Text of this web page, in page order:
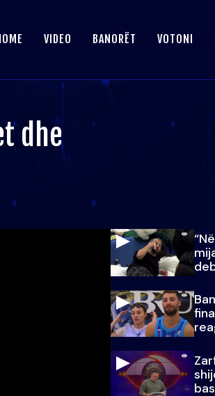
VIDEO BANORËT VOTONI
dhe